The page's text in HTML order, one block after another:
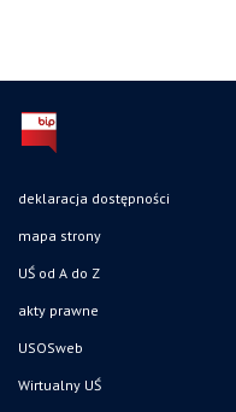
deklaracja dostępności
mapa strony
UŚ od A do Z
akty prawne
USOSweb
Wirtualny UŚ